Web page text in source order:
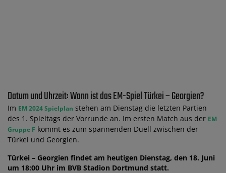
Datum und Uhrzeit: Wann ist das EM-Spiel Türkei – Georgien?
Im EM 2024 Spielplan stehen am Dienstag die letzten Partien
des 1. Spieltags der Vorrunde an. Im ersten Match aus der EM
Gruppe F kommt es zum spannenden Duell zwischen der
Türkei und Georgien.
Türkei – Georgien findet am heutigen Dienstag, den 18. Juni
um 18:00 Uhr im BVB Stadion Dortmund statt.